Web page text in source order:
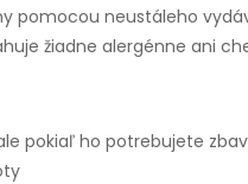
pomocou neustáleho
žiadne alergénne ani
pokiaľ ho potrebujete